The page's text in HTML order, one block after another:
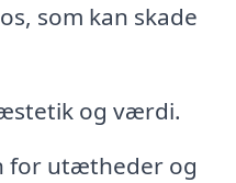
som kan skade
og værdi.
for utætheder og